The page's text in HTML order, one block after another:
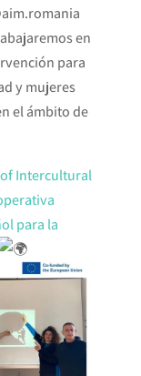
en
para
y mujeres
el ámbito de
Intercultural
para la